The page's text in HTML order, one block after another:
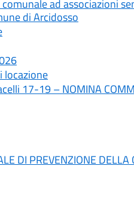
ad associazioni
di Arcidosso
locazione
17-19 – NOMINA
DI PREVENZIONE DELLA